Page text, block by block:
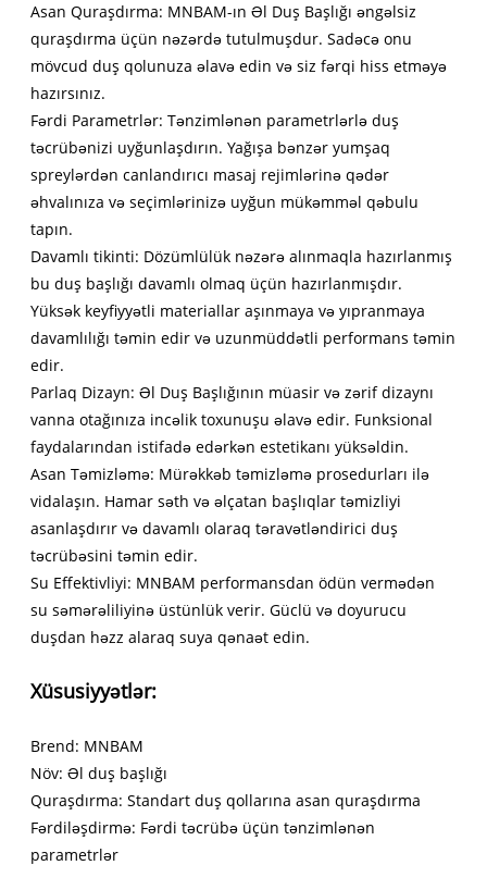
Asan Quraşdırma: MNBAM-ın Əl Duş Başlığı əngəlsiz
quraşdırma üçün nəzərdə tutulmuşdur. Sadəcə onu
mövcud duş qolunuza əlavə edin və siz fərqi hiss etməyə
hazırsınız.
Fərdi Parametrlər: Tənzimlənən parametrlərlə duş
təcrübənizi uyğunlaşdırın. Yağışa bənzər yumşaq
spreylərdən canlandırıcı masaj rejimlərinə qədər
əhvalınıza və seçimlərinizə uyğun mükəmməl qəbulu
tapın.
Davamlı tikinti: Dözümlülük nəzərə alınmaqla hazırlanmış
bu duş başlığı davamlı olmaq üçün hazırlanmışdır.
Yüksək keyfiyyətli materiallar aşınmaya və yıpranmaya
davamlılığı təmin edir və uzunmüddətli performans təmin
edir.
Parlaq Dizayn: Əl Duş Başlığının müasir və zərif dizaynı
vanna otağınıza incəlik toxunuşu əlavə edir. Funksional
faydalarından istifadə edərkən estetikanı yüksəldin.
Asan Təmizləmə: Mürəkkəb təmizləmə prosedurları ilə
vidalaşın. Hamar səth və əlçatan başlıqlar təmizliyi
asanlaşdırır və davamlı olaraq təravətləndirici duş
təcrübəsini təmin edir.
Su Effektivliyi: MNBAM performansdan ödün vermədən
su səmərəliliyinə üstünlük verir. Güclü və doyurucu
duşdan həzz alaraq suya qənaət edin.
Xüsusiyyətlər:
Brend: MNBAM
Növ: Əl duş başlığı
Quraşdırma: Standart duş qollarına asan quraşdırma
Fərdiləşdirmə: Fərdi təcrübə üçün tənzimlənən
parametrlər